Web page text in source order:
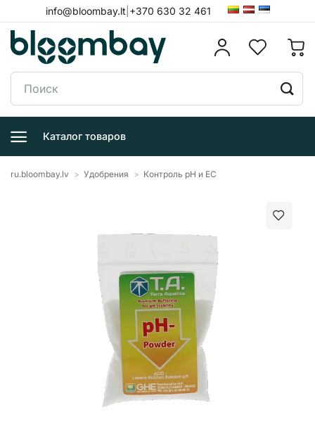
to
content
info@bloombay.lt +370 630 32 461
Поиск:
Каталог товаров
ru.bloombay.lv > Удобрения > Контроль pH и EC